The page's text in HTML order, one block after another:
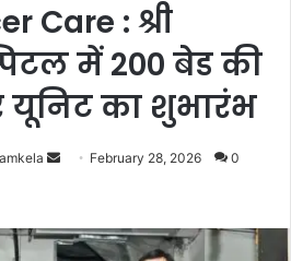
Care : श्री
में 200 बेड की
का शुभारंभ
Send February 28, 2026 0